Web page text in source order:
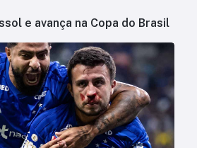
e avança na Copa do Brasil